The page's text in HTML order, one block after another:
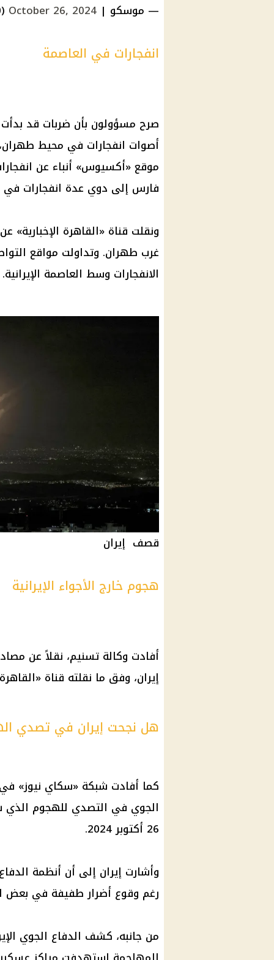
— موسكو | 🇷🇺 MOSCOW NEWS (@M0SC0W0) October 26, 2024
انفجارات في العاصمة
صرح مسؤولون بأن ضربات قد
أصوات انفجارات في محيط
موقع «أكسيوس» أنباء عن
فارس إلى دوي عدة انفجارات
ونقلت قناة «القاهرة الإخبارية»
غرب طهران. وتداولت مواقع
الانفجارات وسط العاصمة الإيرانية.
قصف إيران
هجوم خارج الأجواء الإيرانية
أفادت وكالة تسنيم، نقلاً عن
إيران، وفق ما نقلته قناة
هل نجحت إيران في تصدي
كما أفادت شبكة «سكاي نيوز» في
الجوي في التصدي للهجوم الذي
26 أكتوبر 2024.
وأشارت إيران إلى أن أنظمة
رغم وقوع أضرار طفيفة في بعض
من جانبه، كشف الدفاع الجوي